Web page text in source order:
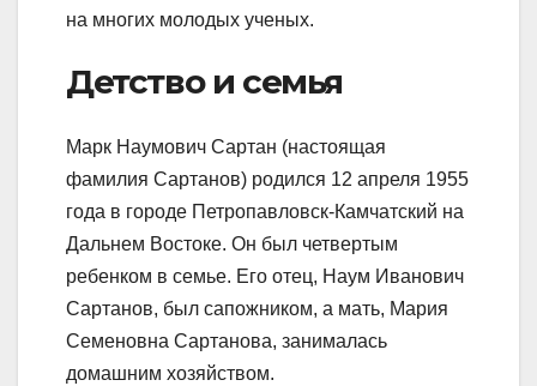
на многих молодых ученых.
Детство и семья
Марк Наумович Сартан (настоящая
фамилия Сартанов) родился 12 апреля 1955
года в городе Петропавловск-Камчатский на
Дальнем Востоке. Он был четвертым
ребенком в семье. Его отец, Наум Иванович
Сартанов, был сапожником, а мать, Мария
Семеновна Сартанова, занималась
домашним хозяйством.